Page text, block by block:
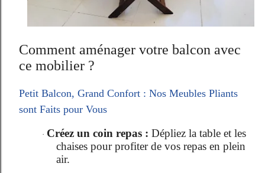
Comment aménager votre balcon avec
ce mobilier ?
Petit Balcon, Grand Confort : Nos Meubles Pliants
sont Faits pour Vous
· Créez un coin repas : Dépliez la table et les
chaises pour profiter de vos repas en plein
air.